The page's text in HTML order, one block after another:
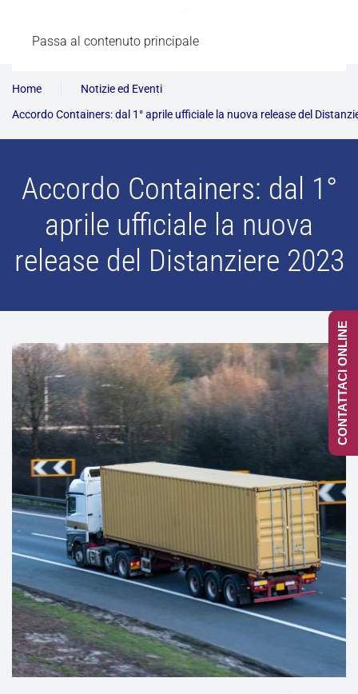
Passa al contenuto principale
Home
Notizie ed Eventi
Accordo Containers: dal 1° aprile ufficiale la nuova release del
Accordo Containers: dal 1°
aprile ufficiale la nuova
release del Distanziere 2023
CONTATTACI ONLINE